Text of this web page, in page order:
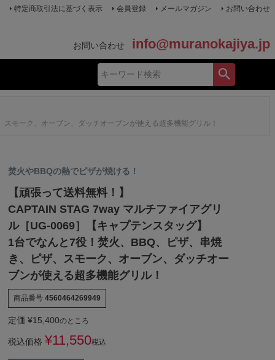
特定商取引法に基づく表示 会員登録 メールマガジン お問い合わせ
お問い合わせ info@muranokajiya.jp
モーク、オーブン、ダッチオーブンが使える超多機能グリル！
焚火やBBQの熱でピザが焼ける！
【頑張って送料無料！】
CAPTAIN STAG 7way マルチファイアグリ
ル［UG-0069］【キャプテンスタッグ】
1台でなんと7役！焚火、BBQ、ピザ、串焼
き、ピザ、スモーク、オーブン、ダッチオー
ブンが使える超多機能グリル！
商品番号 4560464269949
定価 ¥15,400のところ
税込価格 ¥11,550税込